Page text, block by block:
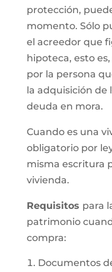
protección,
momento. Sólo
el acreedor que
hipoteca, esto
por la persona
la adquisición de
deuda en mora.
Cuando es una
obligatorio por
misma escritura
vivienda.
Requisitos para
patrimonio
compra:
Documentos